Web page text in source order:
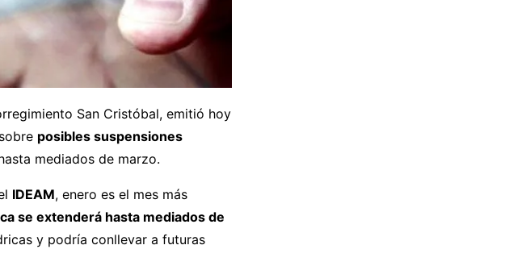
San Cristóbal, emitió hoy
posibles suspensiones
mediados de marzo.
IDEAM, enero es el mes más
se extenderá hasta mediados de
y podría conllevar a futuras